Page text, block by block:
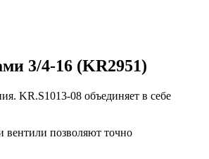
3/4-16 (KR2951)
KR.S1013-08 объединяет в себе
вентили позволяют точно